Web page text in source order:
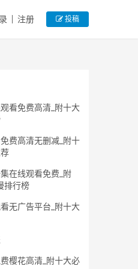
注册 投稿
看免费高清_附十大
费高清无删减_附十
在线观看免费_附
排行榜
无广告平台_附十大
樱花高清_附十大必